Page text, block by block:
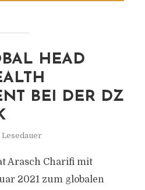
HEAD
BEI DER DZ
Lesedauer
Arasch Charifi mit
2021 zum globalen